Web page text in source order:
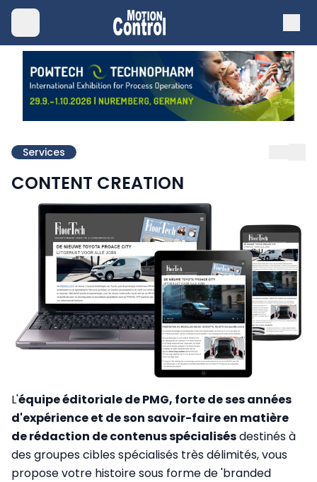
Services
CONTENT CREATION
L'équipe éditoriale de PMG, forte de ses années
d'expérience et de son savoir-faire en matière
de rédaction de contenus spécialisésdestinés à
des groupes cibles spécialisés très délimités, vous
propose votre histoire sous forme de 'branded